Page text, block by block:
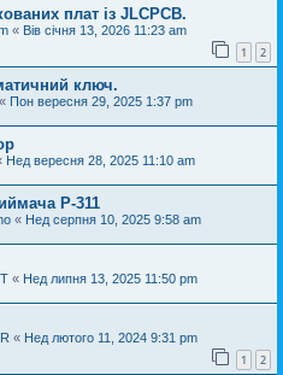
плат із JLCPCB.
« Вів січня 13, 2026 11:23 am
1 2
ключ.
« Пон вересня 29, 2025 1:37 pm
Нед вересня 28, 2025 11:10 am
Р-311
« Нед серпня 10, 2025 9:58 am
« Нед липня 13, 2025 11:50 pm
« Нед лютого 11, 2024 9:31 pm
1 2